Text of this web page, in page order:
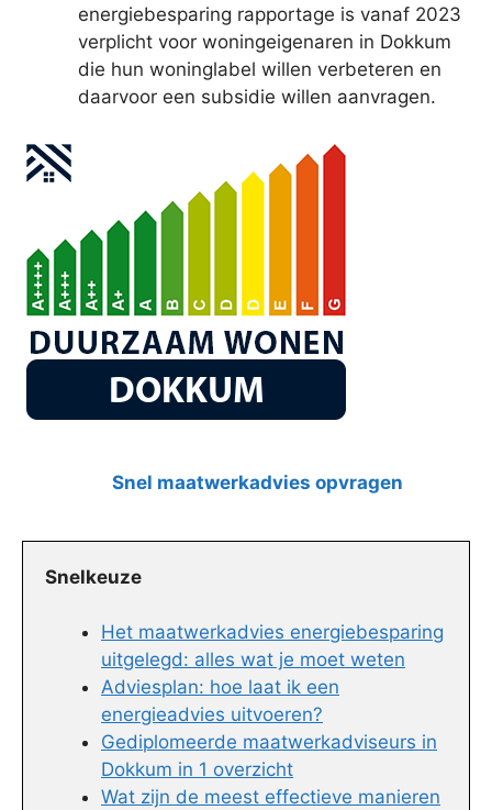
energiebesparing rapportage is vanaf 2023
verplicht voor woningeigenaren in Dokkum
die hun woninglabel willen verbeteren en
daarvoor een subsidie willen aanvragen.
Snel maatwerkadvies opvragen
Snelkeuze
Het maatwerkadvies energiebesparing
uitgelegd: alles wat je moet weten
Adviesplan: hoe laat ik een
energieadvies uitvoeren?
Gediplomeerde maatwerkadviseurs in
Dokkum in 1 overzicht
Wat zijn de meest effectieve manieren